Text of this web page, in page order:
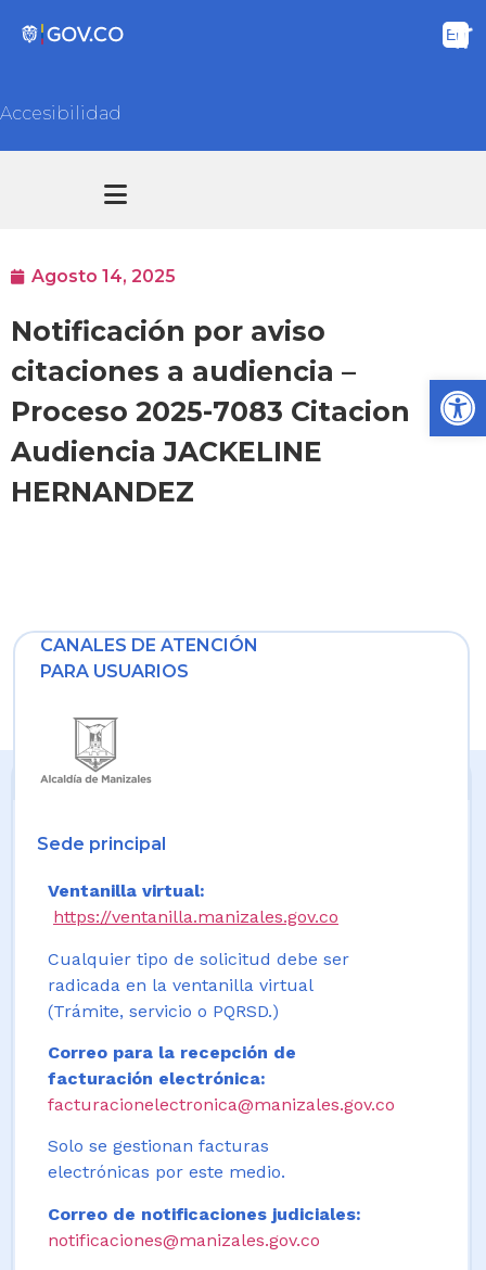
Accesibilidad
Agosto 14, 2025
Notificación por aviso
citaciones a audiencia –
Proceso 2025-7083 Citacion
Audiencia JACKELINE
HERNANDEZ
CANALES DE ATENCIÓN
PARA USUARIOS
Sede principal
Ventanilla virtual:
https://ventanilla.manizales.gov.co
Cualquier tipo de solicitud debe ser
radicada en la ventanilla virtual
(Trámite, servicio o PQRSD.)
Correo para la recepción de
facturación electrónica:
facturacionelectronica@manizales.gov.co
Solo se gestionan facturas
electrónicas por este medio.
Correo de notificaciones judiciales:
notificaciones@manizales.gov.co